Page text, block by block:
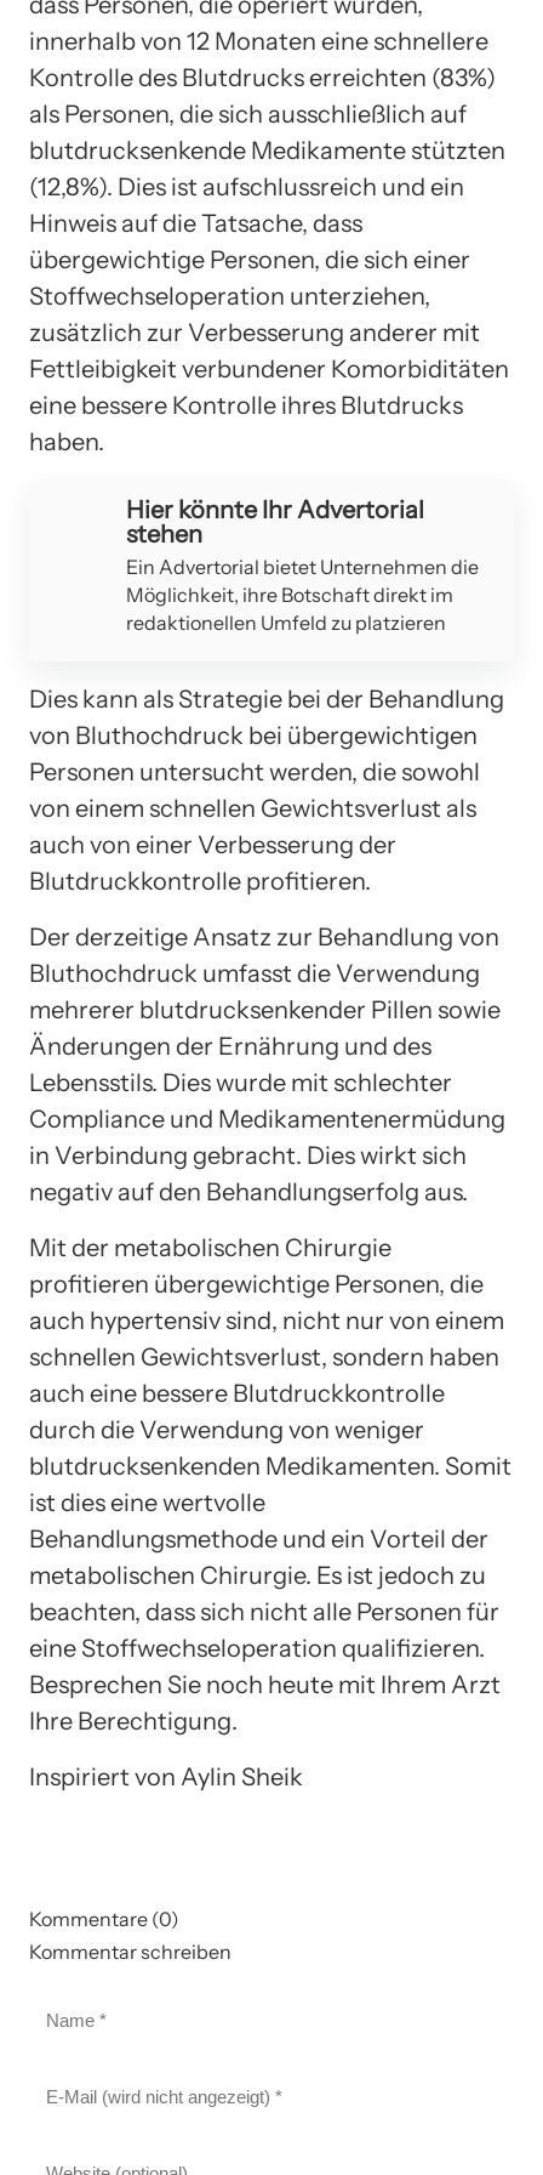
innerhalb von 12 Monaten eine schnellere
Kontrolle des Blutdrucks erreichten (83%)
als Personen, die sich ausschließlich auf
blutdrucksenkende Medikamente stützten
(12,8%). Dies ist aufschlussreich und ein
Hinweis auf die Tatsache, dass
übergewichtige Personen, die sich einer
Stoffwechseloperation unterziehen,
zusätzlich zur Verbesserung anderer mit
Fettleibigkeit verbundener Komorbiditäten
eine bessere Kontrolle ihres Blutdrucks
haben.
Hier könnte Ihr Advertorial
stehen
Ein Advertorial bietet Unternehmen die
Möglichkeit, ihre Botschaft direkt im
redaktionellen Umfeld zu platzieren
Dies kann als Strategie bei der Behandlung
von Bluthochdruck bei übergewichtigen
Personen untersucht werden, die sowohl
von einem schnellen Gewichtsverlust als
auch von einer Verbesserung der
Blutdruckkontrolle profitieren.
Der derzeitige Ansatz zur Behandlung von
Bluthochdruck umfasst die Verwendung
mehrerer blutdrucksenkender Pillen sowie
Änderungen der Ernährung und des
Lebensstils. Dies wurde mit schlechter
Compliance und Medikamentenermüdung
in Verbindung gebracht. Dies wirkt sich
negativ auf den Behandlungserfolg aus.
Mit der metabolischen Chirurgie
profitieren übergewichtige Personen, die
auch hypertensiv sind, nicht nur von einem
schnellen Gewichtsverlust, sondern haben
auch eine bessere Blutdruckkontrolle
durch die Verwendung von weniger
blutdrucksenkenden Medikamenten. Somit
ist dies eine wertvolle
Behandlungsmethode und ein Vorteil der
metabolischen Chirurgie. Es ist jedoch zu
beachten, dass sich nicht alle Personen für
eine Stoffwechseloperation qualifizieren.
Besprechen Sie noch heute mit Ihrem Arzt
Ihre Berechtigung.
Inspiriert von Aylin Sheik
Kommentare (0)
Kommentar schreiben